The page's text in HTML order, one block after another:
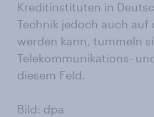
Kreditinstituten in
Technik jedoch auch
werden kann, tummeln
Telekommunikations-
diesem Feld.
Bild: dpa